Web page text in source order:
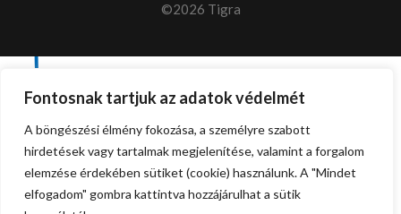
Fontosnak tartjuk az adatok védelmét
A böngészési élmény fokozása, a személyre szabott
hirdetések vagy tartalmak megjelenítése, valamint a forgalom
elemzése érdekében sütiket (cookie) használunk. A "Mindet
elfogadom" gombra kattintva hozzájárulhat a sütik
©2026 Tigra